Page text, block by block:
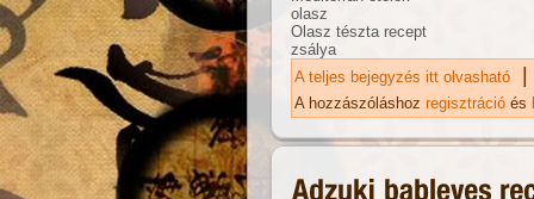
olasz
Olasz tészta recept
zsálya
A teljes bejegyzés itt olvasható
|
A hozzászóláshoz regisztráció és